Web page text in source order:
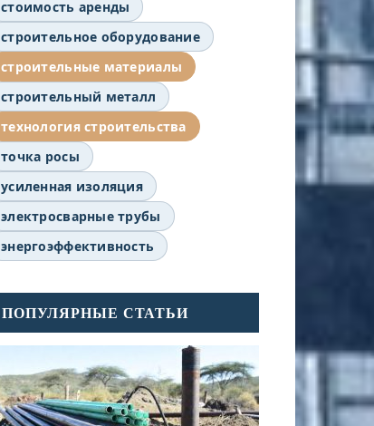
стоимость аренды
строительное оборудование
строительные материалы
строительный металл
технология строительства
точка росы
усиленная изоляция
электросварные трубы
энергоэффективность
ПОПУЛЯРНЫЕ СТАТЬИ